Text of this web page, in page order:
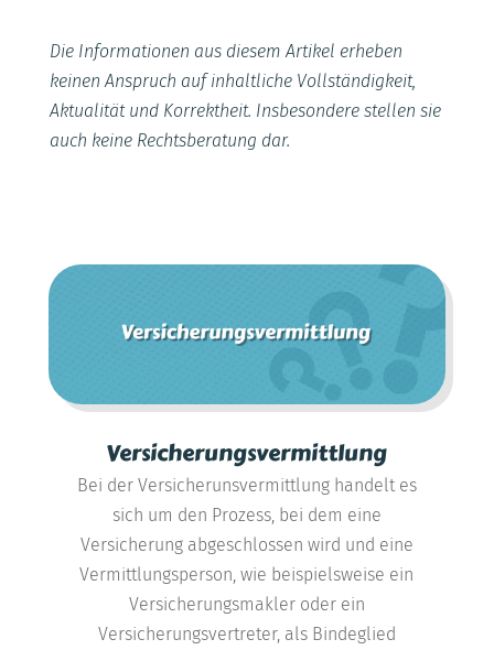
Die Informationen aus diesem Artikel erheben
keinen Anspruch auf inhaltliche Vollständigkeit,
Aktualität und Korrektheit. Insbesondere stellen sie
auch keine Rechtsberatung dar.
Versicherungsvermittlung
Bei der Versicherunsvermittlung handelt es
sich um den Prozess, bei dem eine
Versicherung abgeschlossen wird und eine
Vermittlungsperson, wie beispielsweise ein
Versicherungsmakler oder ein
Versicherungsvertreter, als Bindeglied